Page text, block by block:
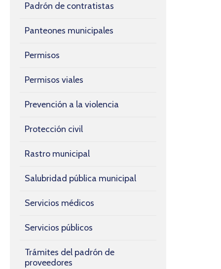
Padrón de contratistas
Panteones municipales
Permisos
Permisos viales
Prevención a la violencia
Protección civil
Rastro municipal
Salubridad pública municipal
Servicios médicos
Servicios públicos
Trámites del padrón de
proveedores